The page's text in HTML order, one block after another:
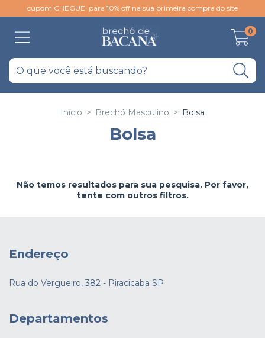
cupom CHEGUEI para 10% off na sua primeira compra do site
0
Início > Brechó Masculino > Bolsa
Bolsa
Não temos resultados para sua pesquisa. Por favor,
tente com outros filtros.
Endereço
Rua do Vergueiro, 382 - Piracicaba SP
Departamentos